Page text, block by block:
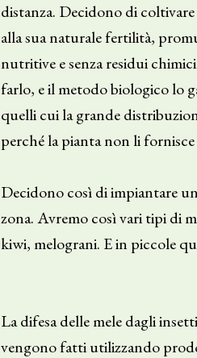
distanza. Decidono di
alla sua naturale fertilità,
nutritive e senza residui
farlo, e il metodo biologico lo
quelli cui la grande
perché la pianta non li
Decidono così di impiantare
zona. Avremo così vari tipi di
kiwi, melograni. E in piccole
La difesa delle mele dagli
vengono fatti utilizzando